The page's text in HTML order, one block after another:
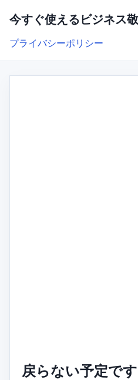
今すぐ使えるビジネス
プライバシーポリシー
戻らない予定で